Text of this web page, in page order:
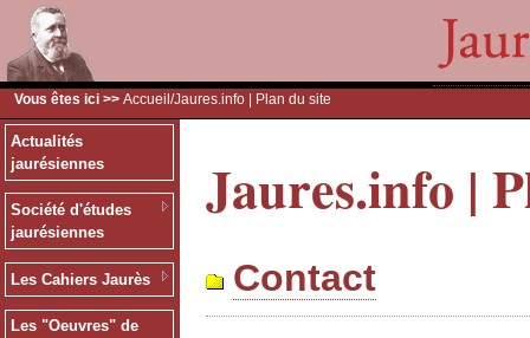
Vous êtes ici >> Accueil /Jaures.info | Plan du site
Actualités
jaurésiennes
Société d'études
jaurésiennes
Les Cahiers Jaurès
Les "Oeuvres" de
Jaures.info |
Contact